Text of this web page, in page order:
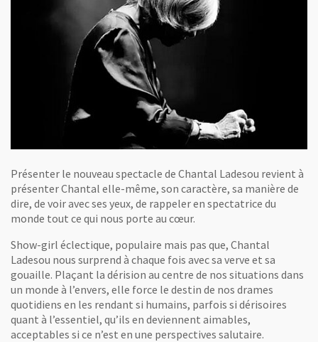
Présenter le nouveau spectacle de Chantal Ladesou revient à
présenter Chantal elle-même, son caractère, sa manière de
dire, de voir avec ses yeux, de rappeler en spectatrice du
monde tout ce qui nous porte au cœur.
Show-girl éclectique, populaire mais pas que, Chantal
Ladesou nous surprend à chaque fois avec sa verve et sa
gouaille. Plaçant la dérision au centre de nos situations dans
un monde à l’envers, elle force le destin de nos drames
quotidiens en les rendant si humains, parfois si dérisoires
quant à l’essentiel, qu’ils en deviennent aimables,
acceptables si ce n’est en une perspectives salutaire.